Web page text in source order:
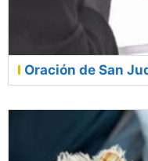
Oración de San